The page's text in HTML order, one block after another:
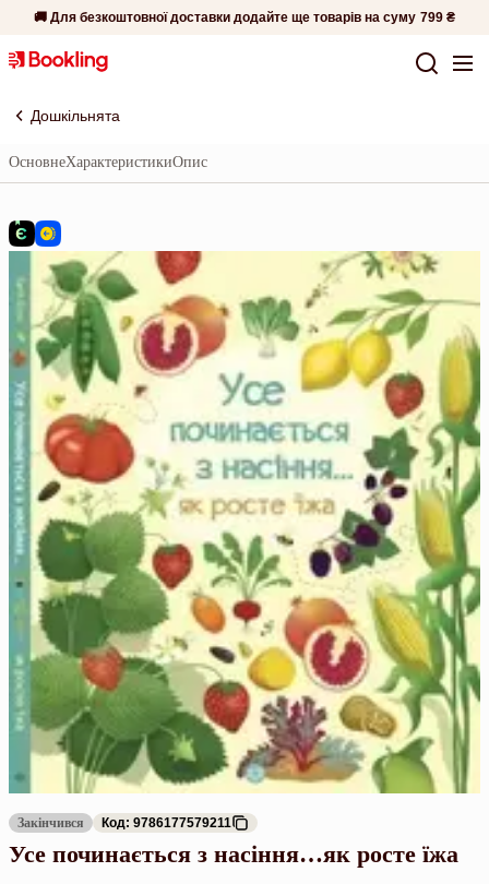
🚚 Для безкоштовної доставки додайте ще товарів на суму 799 ₴
Дошкільнята
ОсновнеХарактеристикиОпис
Закінчився Код: 9786177579211
Усе починається з насіння…як росте їжа